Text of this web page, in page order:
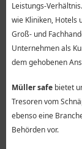
Leistungs-Verhältnis.
wie Kliniken, Hotels
Groß- und
Unternehmen als
dem gehobenen
Müller safebietet
Tresoren vom
ebenso eine
Behörden vor.